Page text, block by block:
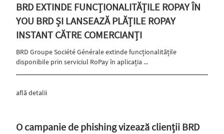
BRD EXTINDE FUNCȚIONALITĂȚILE ROPAY ÎN
YOU BRD ȘI LANSEAZĂ PLĂȚILE ROPAY
INSTANT CĂTRE COMERCIANȚI
BRD Groupe Société Générale extinde funcționalitățile
disponibile prin serviciul RoPay în aplicația ...
află detalii
O campanie de phishing vizează clienții BRD